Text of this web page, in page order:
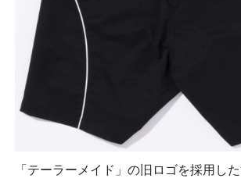
「テーラーメイド」の旧ロゴを採用し